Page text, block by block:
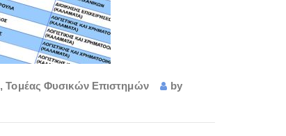
,Τομέας Φυσικών Επιστημών
by